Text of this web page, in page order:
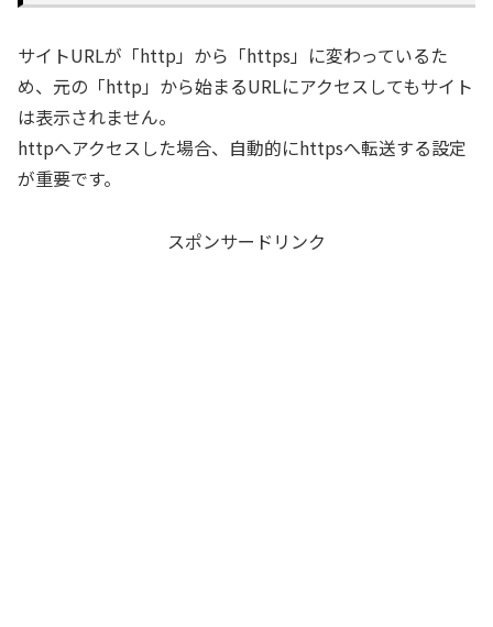
サイトURLが「http」から「https」に変わっているた
め、元の「http」から始まるURLにアクセスしてもサイト
は表示されません。
httpへアクセスした場合、自動的にhttpsへ転送する設定
が重要です。
スポンサードリンク